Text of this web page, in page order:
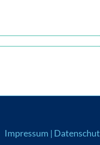
Impressum |